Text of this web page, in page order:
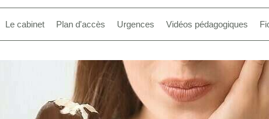
Le cabinet Plan d'accès Urgences Vidéos pédagogiques